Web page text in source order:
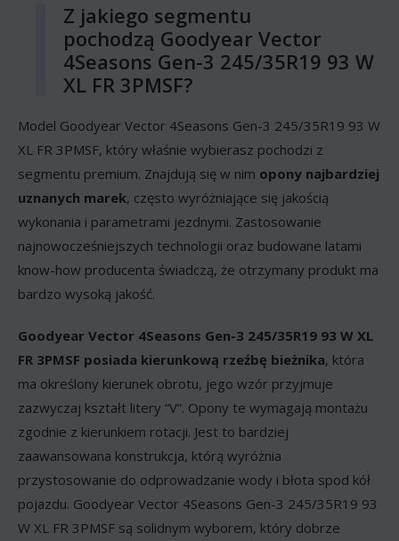
Z jakiego segmentu
pochodzą Goodyear Vector
4Seasons Gen-3 245/35R19 93 W
XL FR 3PMSF?
Model Goodyear Vector 4Seasons Gen-3 245/35R19 93 W
XL FR 3PMSF, który właśnie wybierasz pochodzi z
segmentu premium. Znajdują się w nim opony najbardziej
uznanych marek, często wyróżniające się jakością
wykonania i parametrami jezdnymi. Zastosowanie
najnowocześniejszych technologii oraz budowane latami
know-how producenta świadczą, że otrzymany produkt ma
bardzo wysoką jakość.
Goodyear Vector 4Seasons Gen-3 245/35R19 93 W XL
FR 3PMSF posiada kierunkową rzeźbę bieżnika, która
ma określony kierunek obrotu, jego wzór przyjmuje
zazwyczaj kształt litery “V”. Opony te wymagają montażu
zgodnie z kierunkiem rotacji. Jest to bardziej
zaawansowana konstrukcja, którą wyróżnia
przystosowanie do odprowadzanie wody i błota spod kół
pojazdu. Goodyear Vector 4Seasons Gen-3 245/35R19 93
W XL FR 3PMSF są solidnym wyborem, który dobrze